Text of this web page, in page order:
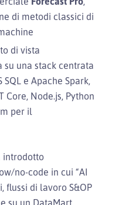
di metodi classici di
di vista
su una stack centrata
SQL e Apache Spark,
Core, Node.js, Python
per il
introdotto
no-code in cui “AI
flussi di lavoro S&OP